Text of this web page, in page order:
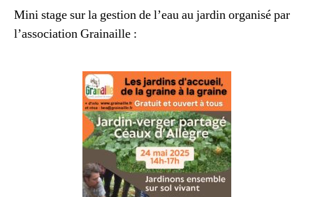
Mini stage sur la gestion de l’eau au jardin organisé par
l’association Grainaille :